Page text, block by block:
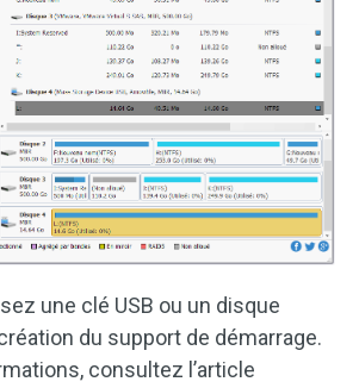
une clé USB ou un disque
du support de démarrage.
consultez l’article